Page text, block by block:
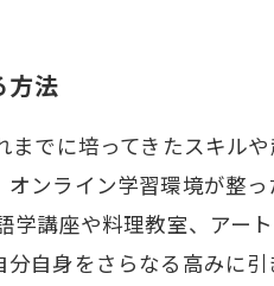
方法
でに培ってきたスキル
ンライン学習環境が整
講座や料理教室、アー
自身をさらなる高みに